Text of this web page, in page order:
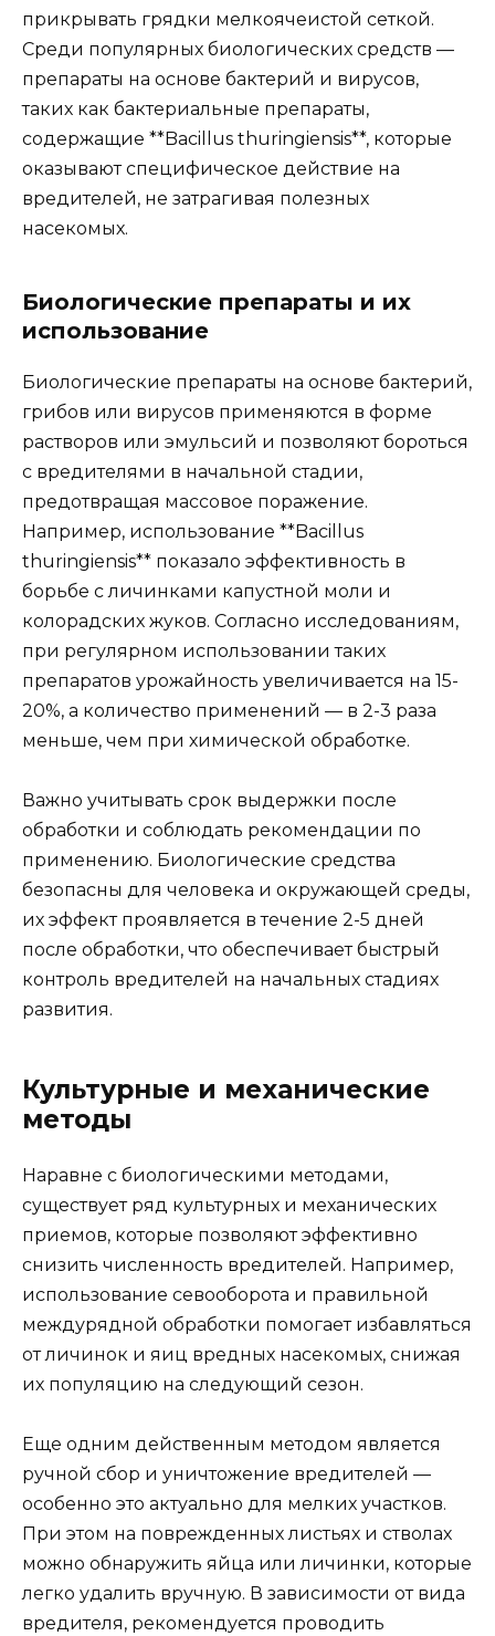
прикрывать грядки мелкоячеистой сеткой.
Среди популярных биологических средств —
препараты на основе бактерий и вирусов,
таких как бактериальные препараты,
содержащие **Bacillus thuringiensis**, которые
оказывают специфическое действие на
вредителей, не затрагивая полезных
насекомых.
Биологические препараты и их
использование
Биологические препараты на основе бактерий,
грибов или вирусов применяются в форме
растворов или эмульсий и позволяют бороться
с вредителями в начальной стадии,
предотвращая массовое поражение.
Например, использование **Bacillus
thuringiensis** показало эффективность в
борьбе с личинками капустной моли и
колорадских жуков. Согласно исследованиям,
при регулярном использовании таких
препаратов урожайность увеличивается на 15-
20%, а количество применений — в 2-3 раза
меньше, чем при химической обработке.
Важно учитывать срок выдержки после
обработки и соблюдать рекомендации по
применению. Биологические средства
безопасны для человека и окружающей среды,
их эффект проявляется в течение 2-5 дней
после обработки, что обеспечивает быстрый
контроль вредителей на начальных стадиях
развития.
Культурные и механические
методы
Наравне с биологическими методами,
существует ряд культурных и механических
приемов, которые позволяют эффективно
снизить численность вредителей. Например,
использование севооборота и правильной
междурядной обработки помогает избавляться
от личинок и яиц вредных насекомых, снижая
их популяцию на следующий сезон.
Еще одним действенным методом является
ручной сбор и уничтожение вредителей —
особенно это актуально для мелких участков.
При этом на поврежденных листьях и стволах
можно обнаружить яйца или личинки, которые
легко удалить вручную. В зависимости от вида
вредителя, рекомендуется проводить